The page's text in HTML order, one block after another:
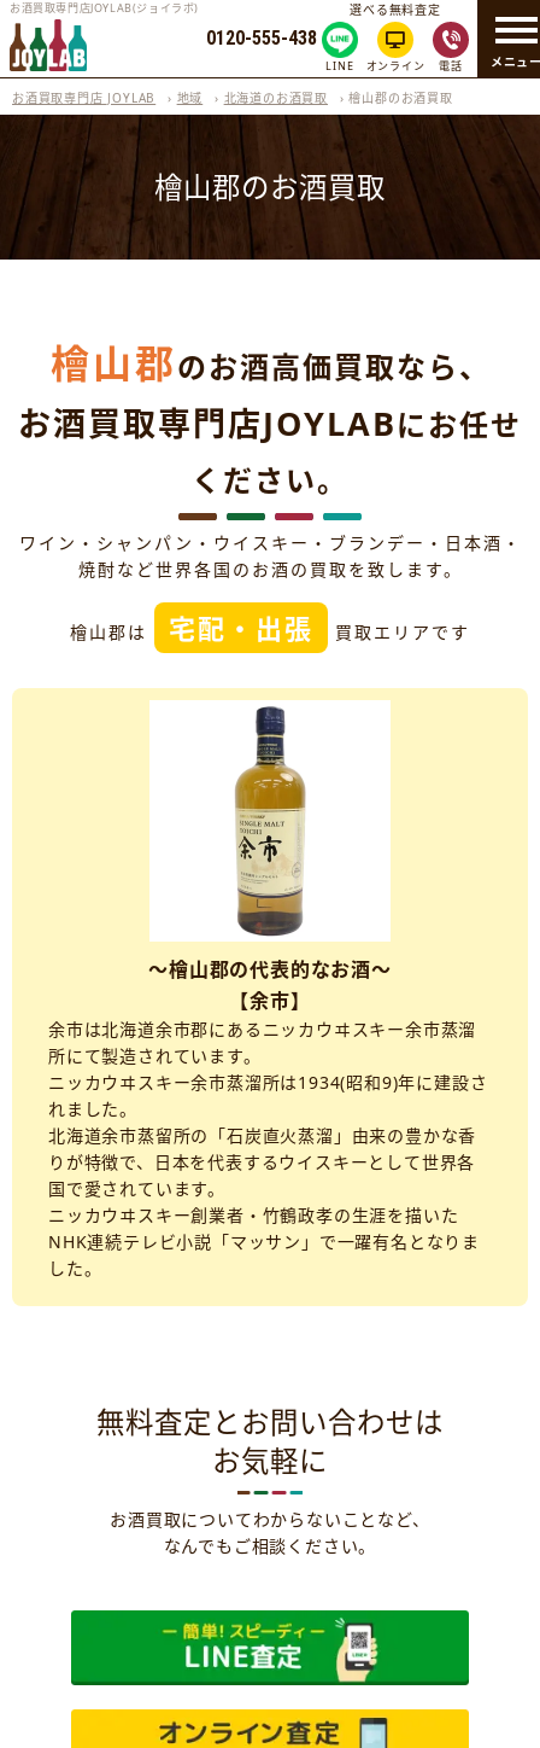
メニュ
お酒買取専門店JOYLAB(ジョイラボ)
0120-555-438
選べる無料査定
LINE オンライン 電話
お酒買取専門店 JOYLAB › 地域 › 北海道のお酒買取 ›檜山郡のお酒買取
檜山郡のお酒買取
檜山郡のお酒高価買取なら、
お酒買取専門店JOYLABにお任せ
ください。
ワイン・シャンパン・ウイスキー・ブランデー・日本酒・
焼酎など世界各国のお酒の買取を致します。
檜山郡は 宅配・出張 買取エリアです
～檜山郡の代表的なお酒～
【余市】
余市は北海道余市郡にあるニッカウヰスキー余市蒸溜
所にて製造されています。
ニッカウヰスキー余市蒸溜所は1934(昭和9)年に建設さ
れました。
北海道余市蒸留所の「石炭直火蒸溜」由来の豊かな香
りが特徴で、日本を代表するウイスキーとして世界各
国で愛されています。
ニッカウヰスキー創業者・竹鶴政孝の生涯を描いた
NHK連続テレビ小説「マッサン」で一躍有名となりま
した。
無料査定とお問い合わせは
お気軽に
お酒買取についてわからないことなど、
なんでもご相談ください。